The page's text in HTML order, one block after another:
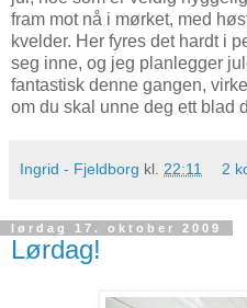
fram mot nå i mørket, med
kvelder. Her fyres det hardt i
seg inne, og jeg planlegger
fantastisk denne gangen,
om du skal unne deg ett blad
Ingrid - Fjeldborg kl. 22:11 2
lørdag 17. oktober 2009
Lørdag!